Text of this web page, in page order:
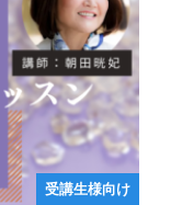
受講生様向け